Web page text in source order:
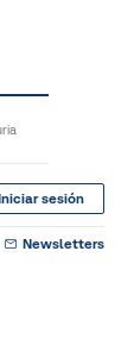
sesión
Newsletters